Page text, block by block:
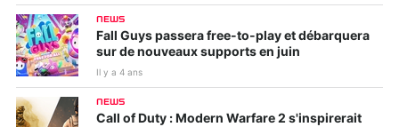
NEWS
Fall Guys passera free-to-play et débarquera
sur de nouveaux supports en juin
Il y a 4 ans
NEWS
Call of Duty : Modern Warfare 2 s'inspirerait